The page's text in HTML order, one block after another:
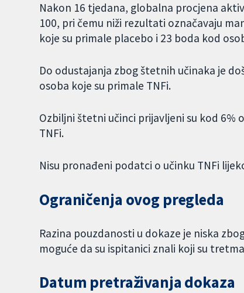
Nakon 16 tjedana, globalna procjena
100, pri čemu niži rezultati označavaju
koje su primale placebo i 23 boda kod
Do odustajanja zbog štetnih učinaka je
osoba koje su primale TNFi.
Ozbiljni štetni učinci prijavljeni su kod 6%
TNFi.
Nisu pronađeni podatci o učinku TNFi
Ograničenja ovog pregleda
Razina pouzdanosti u dokaze je niska
moguće da su ispitanici znali koji su
Datum pretraživanja dokaza